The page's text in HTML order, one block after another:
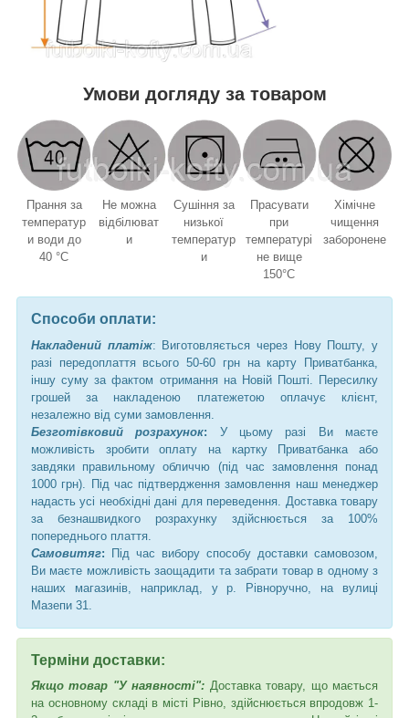
Умови догляду за товаром
Прання за
температур
и води до
40 °C
Не можна
відбілюват
и
Сушіння за
низької
температур
и
Прасувати
при
температурі
не вище
150°C
Хімічне
чищення
заборонене
Способи оплати:
Накладений платіж: Виготовляється через Нову Пошту, у
разі передоплаття всього 50-60 грн на карту Приватбанка,
іншу суму за фактом отримання на Новій Пошті. Пересилку
грошей за накладеною платежетою оплачує клієнт,
незалежно від суми замовлення.
Безготівковий розрахунок: У цьому разі Ви маєте
можливість зробити оплату на картку Приватбанка або
завдяки правильному обличчю (під час замовлення понад
1000 грн). Під час підтвердження замовлення наш менеджер
надасть усі необхідні дані для переведення. Доставка товару
за безнашвидкого розрахунку здійснюється за 100%
попереднього плаття.
Самовитяг: Під час вибору способу доставки самовозом,
Ви маєте можливість заощадити та забрати товар в одному з
наших магазинів, наприклад, у р. Рівноручно, на вулиці
Мазепи 31.
Терміни доставки:
Якщо товар "У наявності": Доставка товару, що мається
на основному складі в місті Рівно, здійснюється впродовж 1-